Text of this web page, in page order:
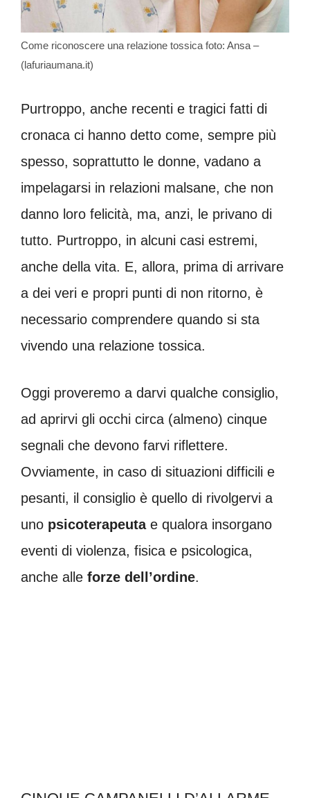
Come riconoscere una relazione tossica foto: Ansa –
(lafuriaumana.it)
Purtroppo, anche recenti e tragici fatti di
cronaca ci hanno detto come, sempre più
spesso, soprattutto le donne, vadano a
impelagarsi in relazioni malsane, che non
danno loro felicità, ma, anzi, le privano di
tutto. Purtroppo, in alcuni casi estremi,
anche della vita. E, allora, prima di arrivare
a dei veri e propri punti di non ritorno, è
necessario comprendere quando si sta
vivendo una relazione tossica.
Oggi proveremo a darvi qualche consiglio,
ad aprirvi gli occhi circa (almeno) cinque
segnali che devono farvi riflettere.
Ovviamente, in caso di situazioni difficili e
pesanti, il consiglio è quello di rivolgervi a
uno psicoterapeutae qualora insorgano
eventi di violenza, fisica e psicologica,
anche alle forze dell’ordine.